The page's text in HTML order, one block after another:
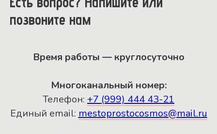
позвоните нам
Время работы — круглосуточно
Многоканальный номер:
Телефон: +7 (999) 444 43-21
Единый email: mestoprostocosmos@mail.ru